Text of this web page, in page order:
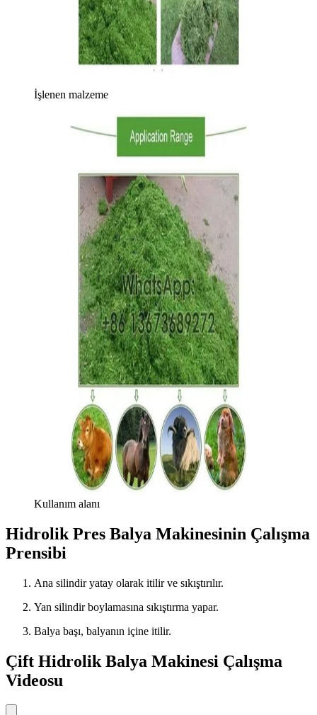
İşlenen malzeme
Kullanım alanı
Hidrolik Pres Balya Makinesinin Çalışma
Prensibi
Ana silindir yatay olarak itilir ve sıkıştırılır.
Yan silindir boylamasına sıkıştırma yapar.
Balya başı, balyanın içine itilir.
Çift Hidrolik Balya Makinesi Çalışma
Videosu